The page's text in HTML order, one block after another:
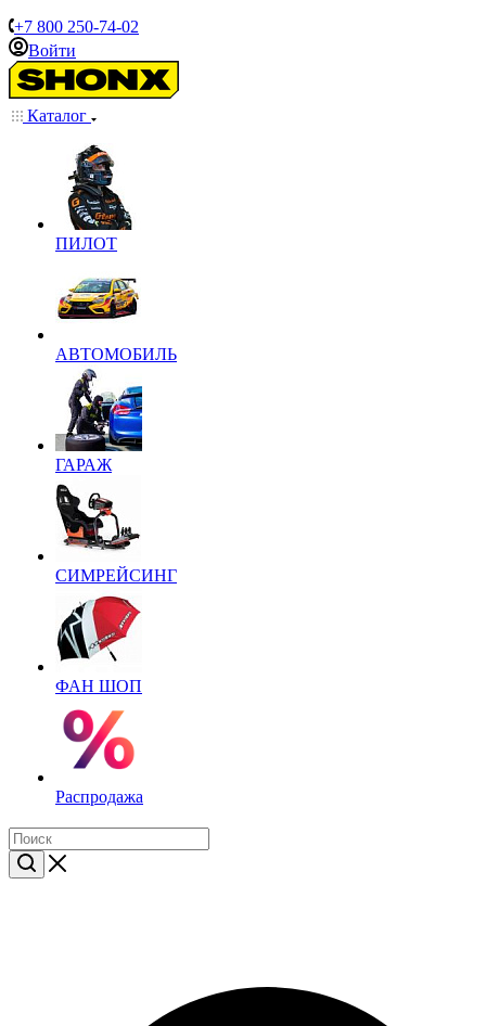
+7 800 250-74-02
Войти
Каталог
ПИЛОТ
АВТОМОБИЛЬ
ГАРАЖ
СИМРЕЙСИНГ
ФАН ШОП
Распродажа